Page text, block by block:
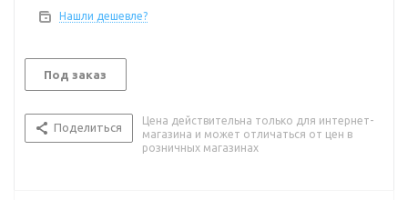
Нашли дешевле?
Под заказ
Поделиться
Цена действительна только для интернет-
магазина и может отличаться от цен в
розничных магазинах